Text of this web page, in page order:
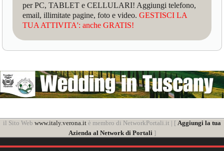
per PC, TABLET e CELLULARI! Aggiungi telefono,
email, illimitate pagine, foto e video.GESTISCI LA
TUA ATTIVITA': anche GRATIS!
il Sito Web www.italy.verona.it è membro di NetworkPortali.it | [ Aggiungi la tua
Azienda al Network di Portali]